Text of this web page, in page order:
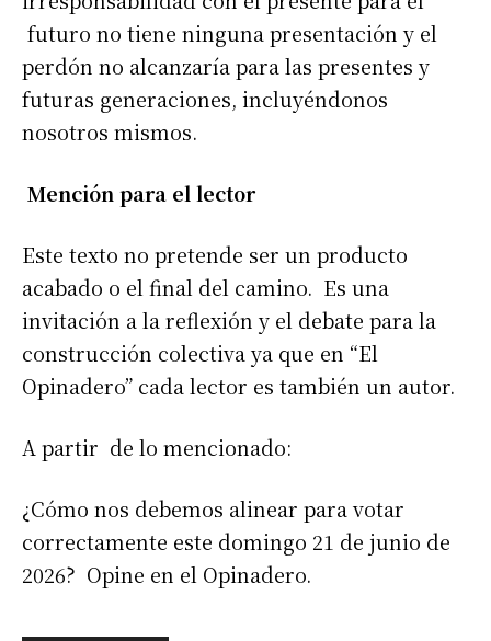
futuro no tiene ninguna presentación y el
perdón no alcanzaría para las presentes y
futuras generaciones, incluyéndonos
nosotros mismos.
Mención para el lector
Este texto no pretende ser un producto
acabado o el final del camino. Es una
invitación a la reflexión y el debate para la
construcción colectiva ya que en “El
Opinadero” cada lector es también un autor.
A partir de lo mencionado:
¿Cómo nos debemos alinear para votar
correctamente este domingo 21 de junio de
2026? Opine en el Opinadero.